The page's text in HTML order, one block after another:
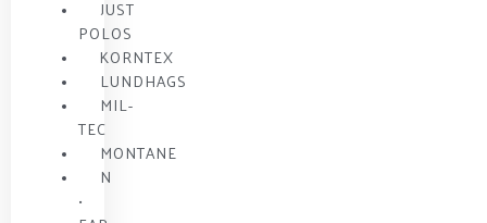
JUST
POLOS
KORNTEX
LUNDHAGS
MIL-
TEC
MONTANE
N
•